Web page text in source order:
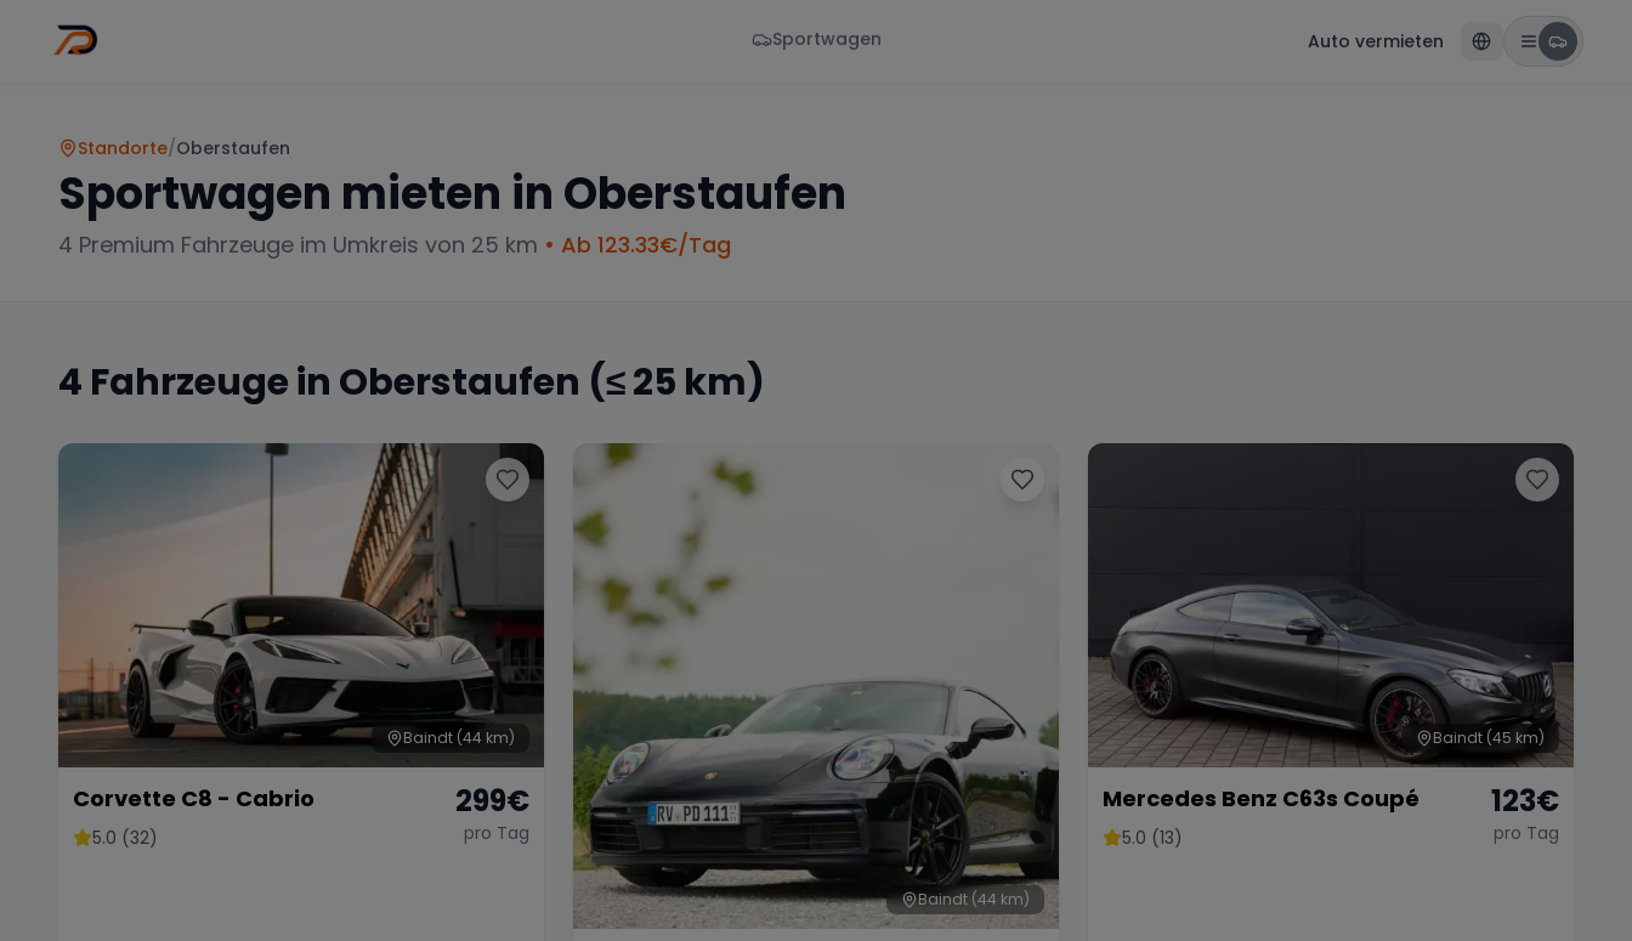
Sportwagen Auto vermieten
Standorte/Oberstaufen
Sportwagen mieten in Oberstaufen
4 Premium Fahrzeuge im Umkreis von 25 km • Ab 123.33€/Tag
4 Fahrzeuge in Oberstaufen (≤ 25 km)
Baindt (44 km)
Corvette C8 - Cabrio
5.0 (32)
299€
pro Tag
Baindt (44 km)
Baindt (45 km)
Mercedes Benz C63s Coupé
5.0 (13)
123€
pro Tag